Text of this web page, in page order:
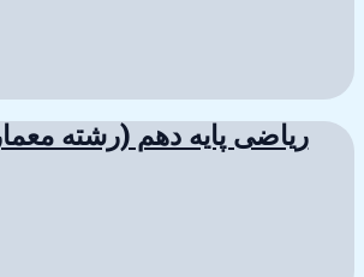
ریاضی پایه دهم (رشته